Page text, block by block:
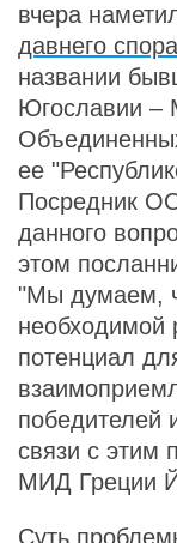
вчера
давнего
названии
Югославии –
ее
Посредник
данного
этом
"Мы думаем,
необходимой
потенциал
победителей
связи с этим
МИД Греции
Суть